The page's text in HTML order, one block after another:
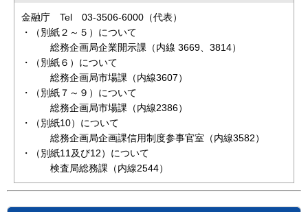
金融庁 Tel 03-3506-6000（代表）
・（別紙２～５）について
総務企画局企業開示課（内線 3669、3814）
・（別紙６）について
総務企画局市場課（内線3607）
・（別紙７～９）について
総務企画局市場課（内線2386）
・（別紙10）について
総務企画局企画課信用制度参事官室（内線3582）
・（別紙11及び12）について
検査局総務課（内線2544）